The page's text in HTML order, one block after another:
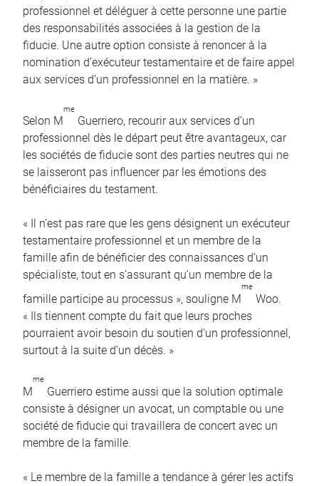
professionnel et déléguer à cette personne une partie
des responsabilités associées à la gestion de la
fiducie. Une autre option consiste à renoncer à la
nomination d’exécuteur testamentaire et de faire appel
aux services d’un professionnel en la matière. »
Selon M
me
Guerriero, recourir aux services d’un
professionnel dès le départ peut être avantageux, car
les sociétés de fiducie sont des parties neutres qui ne
se laisseront pas influencer par les émotions des
bénéficiaires du testament.
« Il n’est pas rare que les gens désignent un exécuteur
testamentaire professionnel et un membre de la
famille afin de bénéficier des connaissances d’un
spécialiste, tout en s’assurant qu’un membre de la
famille participe au processus », souligne M
me
Woo.
« Ils tiennent compte du fait que leurs proches
pourraient avoir besoin du soutien d’un professionnel,
surtout à la suite d’un décès. »
M
me
Guerriero estime aussi que la solution optimale
consiste à désigner un avocat, un comptable ou une
société de fiducie qui travaillera de concert avec un
membre de la famille.
« Le membre de la famille a tendance à gérer les actifs